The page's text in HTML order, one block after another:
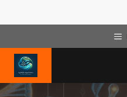
content